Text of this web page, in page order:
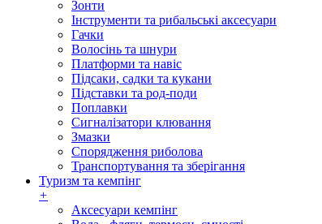
Зонти
Інструменти та рибальські аксесуари
Гачки
Волосінь та шнури
Платформи та навіс
Підсаки, садки та кукани
Підставки та род-поди
Поплавки
Сигналізатори клювання
Змазки
Спорядження риболова
Транспортування та зберігання
Туризм та кемпінг
+
Аксесуари кемпінг